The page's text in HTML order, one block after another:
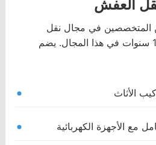
العفش
المتخصصين في مجال نقل
العفش، بخبرة تزيد عن 10 سنوات في هذا المجال. يضم
الأثاث
مع الأجهزة الكهربائية